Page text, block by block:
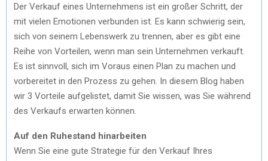
Der Verkauf eines Unternehmens ist ein großer Schritt, der
mit vielen Emotionen verbunden ist. Es kann schwierig sein,
sich von seinem Lebenswerk zu trennen, aber es gibt eine
Reihe von Vorteilen, wenn man sein Unternehmen verkauft.
Es ist sinnvoll, sich im Voraus einen Plan zu machen und
vorbereitet in den Prozess zu gehen. In diesem Blog haben
wir 3 Vorteile aufgelistet, damit Sie wissen, was Sie während
des Verkaufs erwarten können.
Auf den Ruhestand hinarbeiten
Wenn Sie eine gute Strategie für den Verkauf Ihres